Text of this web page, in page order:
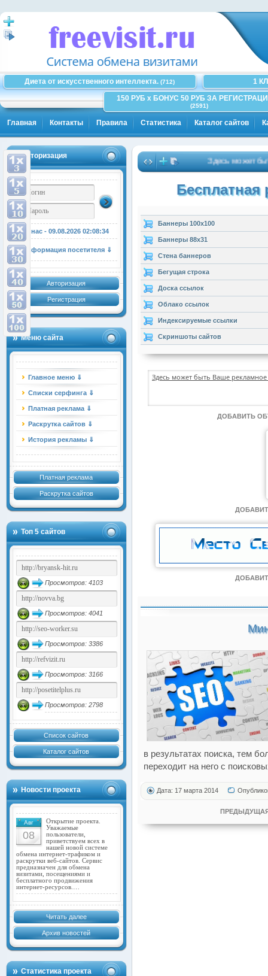
Диета от искусственного интеллекта. (712)
1
150 РУБ x БОНУС 50 РУБ ЗА
(2591)
Главная Контакты Правила Статистика Каталог сайтов
Авторизация
У нас - 09.08.2026 02:08:34
Информация посетителя ⇓
Авторизация
Регистрация
Меню сайта
Главное меню ⇓
Списки серфинга ⇓
Платная реклама ⇓
Раскрутка сайтов ⇓
История рекламы ⇓
Платная реклама
Раскрутка сайтов
Топ 5 сайтов
Просмотров: 4103
Просмотров: 4041
Просмотров: 3386
Просмотров: 3166
Просмотров: 2798
Список сайтов
Каталог сайтов
Новости проекта
Авг
08
Открытие проекта.
Уважаемые
пользователи,
приветствуем всех в
нашей новой системе
обмена интернет-трафиком и
раскрутки веб-сайтов. Сервис
предназначен для обмена
визитами, посещениями и
бесплатного продвижения
интернет-ресурсов.…
Читать далее
Архив новостей
Статистика проекта
Здесь может быть
Бесплатная
Баннеры 100x100
Баннеры 88x31
Стена баннеров
Бегущая строка
Доска ссылок
Облако ссылок
Индексируемые ссылки
Скриншоты сайтов
Здесь может быть Ваше
ДОБАВИТЬ
в результатах поиска, тем
переходит на него с
Дата: 17 марта 2014